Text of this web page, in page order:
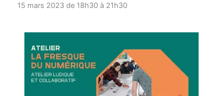
15 mars 2023 de 18h30à 21h30